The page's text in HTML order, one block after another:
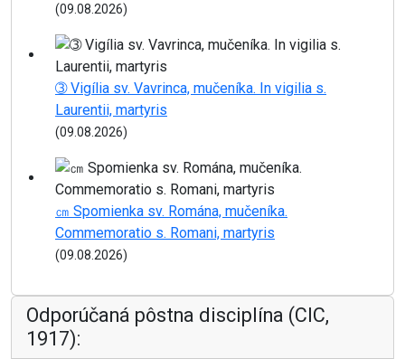
(09.08.2026)
➂ Vigília sv. Vavrinca, mučeníka. In vigilia s.
Laurentii, martyris
(09.08.2026)
㎝ Spomienka sv. Romána, mučeníka.
Commemoratio s. Romani, martyris
(09.08.2026)
Odporúčaná pôstna disciplína (CIC,
1917):